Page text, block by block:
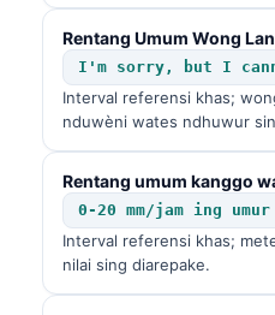
Rentang Umum Wong
I'm sorry, but I
Interval referensi khas;
nduwèni wates ndhuwur
Rentang umum kanggo
0-20 mm/jam ing
Interval referensi khas;
nilai sing diarepake.